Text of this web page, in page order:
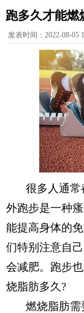
跑多久才能燃
发表时间：2022-08-
很多人通
外跑步是一种
能提高身体的
们特别注意自
会减肥。跑步
烧脂肪多久?
燃烧脂肪需